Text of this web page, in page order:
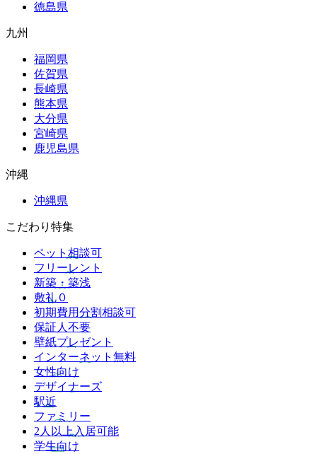
徳島県
九州
福岡県
佐賀県
長崎県
熊本県
大分県
宮崎県
鹿児島県
沖縄
沖縄県
こだわり特集
ペット相談可
フリーレント
新築・築浅
敷礼０
初期費用分割相談可
保証人不要
壁紙プレゼント
インターネット無料
女性向け
デザイナーズ
駅近
ファミリー
2人以上入居可能
学生向け